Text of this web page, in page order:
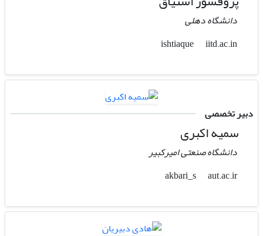
دانشگاه دهلی
iitd.ac.in
دبیر تخصصی
سمیه اکبری
دانشگاه صنعتی امیرکبیر
akbari_s
aut.ac.ir